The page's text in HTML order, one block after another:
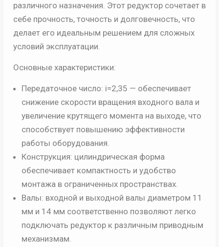
различного назначения. Этот редуктор сочетает в
себе прочность, точность и долговечность, что
делает его идеальным решением для сложных
условий эксплуатации.
Основные характеристики:
Передаточное число: i=2,35 — обеспечивает
снижение скорости вращения входного вала и
увеличение крутящего момента на выходе, что
способствует повышению эффективности
работы оборудования.
Конструкция: цилиндрическая форма
обеспечивает компактность и удобство
монтажа в ограниченных пространствах.
Валы: входной и выходной валы диаметром 11
мм и 14 мм соответственно позволяют легко
подключать редуктор к различным приводным
механизмам.